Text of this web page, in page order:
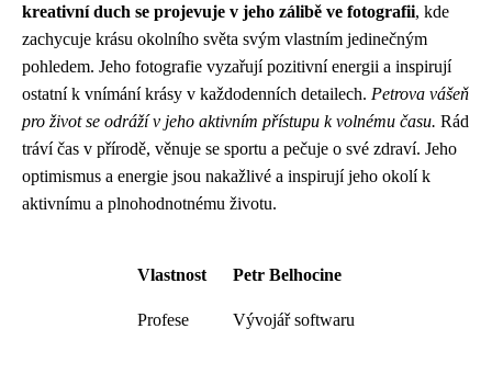
kreativní duch se projevuje v jeho zálibě ve fotografii, kde
zachycuje krásu okolního světa svým vlastním jedinečným
pohledem. Jeho fotografie vyzařují pozitivní energii a inspirují
ostatní k vnímání krásy v každodenních detailech. Petrova vášeň
pro život se odráží v jeho aktivním přístupu k volnému času. Rád
tráví čas v přírodě, věnuje se sportu a pečuje o své zdraví. Jeho
optimismus a energie jsou nakažlivé a inspirují jeho okolí k
aktivnímu a plnohodnotnému životu.
Vlastnost Petr Belhocine
Profese Vývojář softwaru